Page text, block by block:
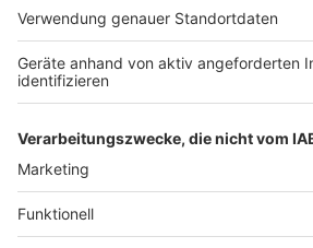
Details durch und
Nutzung des Service zu,
Video
Mehr Informationen
Herbert Grönemeyer - Herzhaft
Anzeige